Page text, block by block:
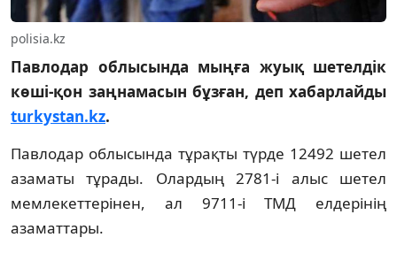
polisia.kz
Павлодар облысында мыңға жуық шетелдік
көші-қон заңнамасын бұзған, деп хабарлайды
turkystan.kz.
Павлодар облысында тұрақты түрде 12492 шетел
азаматы тұрады. Олардың 2781-і алыс шетел
мемлекеттерінен, ал 9711-і ТМД елдерінің
азаматтары.